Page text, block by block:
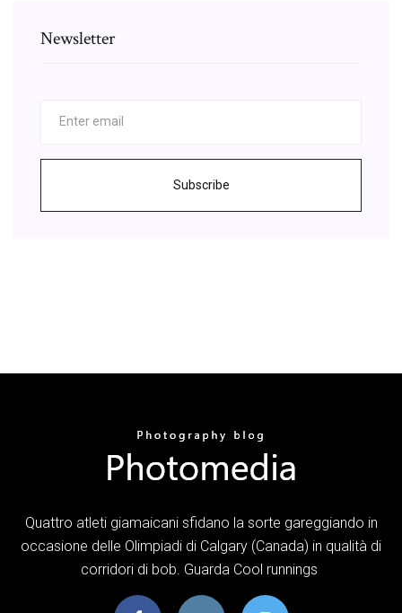
Newsletter
Subscribe
Quattro atleti giamaicani sfidano la sorte gareggiando in
occasione delle Olimpiadi di Calgary (Canada) in qualità di
corridori di bob. Guarda Cool runnings